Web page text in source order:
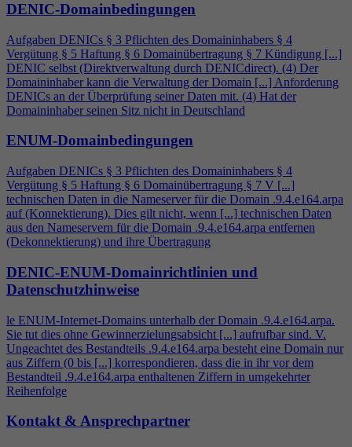
DENIC-Domainbedingungen
Aufgaben DENICs § 3 Pflichten des Domaininhabers § 4
Vergütung § 5 Haftung § 6 Domainübertragung § 7 Kündigung [...]
DENIC selbst (Direktverwaltung durch DENICdirect). (4) Der
Domaininhaber kann die Verwaltung der Domain [...] Anforderung
DENICs an der Überprüfung seiner Daten mit. (4) Hat der
Domaininhaber seinen Sitz nicht in Deutschland
ENUM-Domainbedingungen
Aufgaben DENICs § 3 Pflichten des Domaininhabers § 4
Vergütung § 5 Haftung § 6 Domainübertragung § 7 V [...]
technischen Daten in die Nameserver für die Domain .9.4.e164.arpa
auf (Konnektierung). Dies gilt nicht, wenn [...] technischen Daten
aus den Nameservern für die Domain .9.4.e164.arpa entfernen
(Dekonnektierung) und ihre Übertragung
DENIC-ENUM-Domainrichtlinien und
Datenschutzhinweise
le ENUM-Internet-Domains unterhalb der Domain .9.4.e164.arpa.
Sie tut dies ohne Gewinnerzielungsabsicht [...] aufrufbar sind. V.
Ungeachtet des Bestandteils .9.4.e164.arpa besteht eine Domain nur
aus Ziffern (0 bis [...] korrespondieren, dass die in ihr vor dem
Bestandteil .9.4.e164.arpa enthaltenen Ziffern in umgekehrter
Reihenfolge
Kontakt & Ansprechpartner